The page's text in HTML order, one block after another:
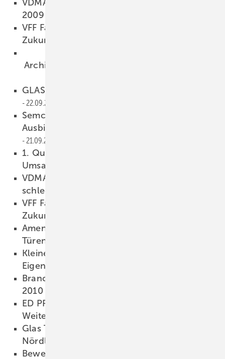
VDMA Glastechnik: Schlechte Prognosen für
2009
VFF Fachtagung Statistik und Markt: Rosige
Zukunft?
Architekturglas, das mehr kann
GLASWELT-Newsletter im September
22.09.2009
Semcoglas: "Wir investieren in die
Ausbildung und damit in unsere Zukunft"
21.09.2009
1. Quartal 2009: im Handwerk 4,7% weniger
Umsatz
VDMA Glastechnik: Gutes Jahr 2008,
schlechte Prognosen für 2009
VFF Fachtagung Statistik und Markt: Rosige
Zukunft?
Amendment zur Produktnorm “Fenster und
Türen“ verabschiedet
Kleine Schreinereien kämpfen mit negativer
Eigenkapitalrendite
Branchenverbände erwarten für 2009 und
2010 leichtes Wachstum
ED PRO bietet im November
Weiterbildungsmöglichkeiten
Glas Trösch: Doppeltes Jubiläum in
Nördlingen
Bewerbungsfrist für “Tag der Energiespar-